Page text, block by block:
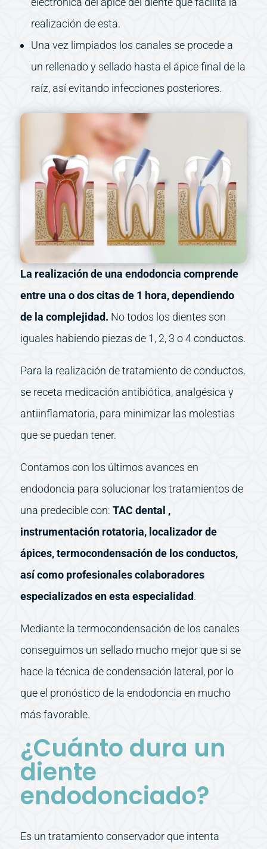
realización de esta.
Una vez limpiados los canales se procede a
un rellenado y sellado hasta el ápice final de la
raíz, así evitando infecciones posteriores.
La realización de una endodoncia comprende
entre una o dos citas de 1 hora, dependiendo
de la complejidad. No todos los dientes son
iguales habiendo piezas de 1, 2, 3 o 4 conductos.
Para la realización de tratamiento de conductos,
se receta medicación antibiótica, analgésica y
antiinflamatoria, para minimizar las molestias
que se puedan tener.
Contamos con los últimos avances en
endodoncia para solucionar los tratamientos de
una predecible con: TAC dental ,
instrumentación rotatoria, localizador de
ápices, termocondensación de los conductos,
así como profesionales colaboradores
especializados en esta especialidad.
Mediante la termocondensación de los canales
conseguimos un sellado mucho mejor que si se
hace la técnica de condensación lateral, por lo
que el pronóstico de la endodoncia en mucho
más favorable.
¿Cuánto dura un
diente
endodonciado?
Es un tratamiento conservador que intenta